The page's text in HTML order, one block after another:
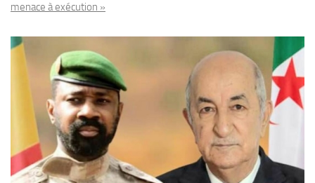
menace à exécution »